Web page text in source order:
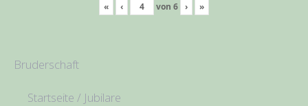
« ‹ von 6 › »
Bruderschaft
Startseite / Jubilare